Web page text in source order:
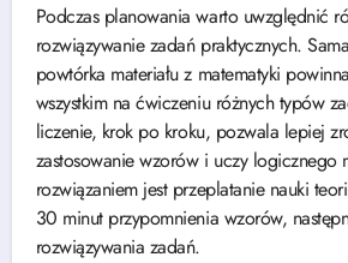
Podczas planowania warto uwzględnić
rozwiązywanie zadań praktycznych.
powtórka materiału z matematyki
wszystkim na ćwiczeniu różnych typów
liczenie, krok po kroku, pozwala lepiej
zastosowanie wzorów i uczy logicznego
rozwiązaniem jest przeplatanie nauki
30 minut przypomnienia wzorów,
rozwiązywania zadań.